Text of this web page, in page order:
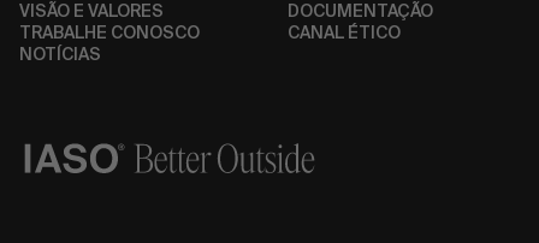
VISÃO E VALORES
TRABALHE CONOSCO
NOTÍCIAS
DOCUMENTAÇÃO
CANAL ÉTICO